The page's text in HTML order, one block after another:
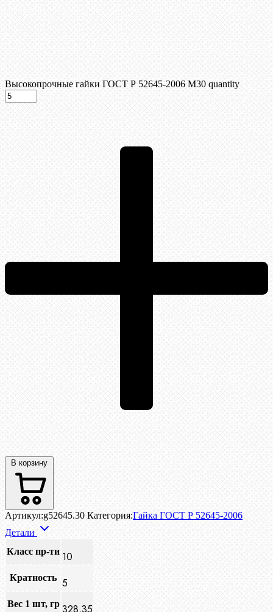
Высокопрочные гайки ГОСТ Р 52645-2006 М30 quantity
В корзину
Артикул:g52645.30 Категория:Гайка ГОСТ Р 52645-2006
Детали
Класс пр-ти 10
Кратность 5
Вес 1 шт, гр